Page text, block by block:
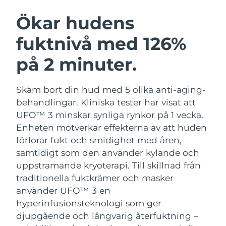
Ökar hudens
fuktnivå med 126%
på 2 minuter.
Skäm bort din hud med 5 olika anti-aging-
behandlingar. Kliniska tester har visat att
UFO™ 3 minskar synliga rynkor på 1 vecka.
Enheten motverkar effekterna av att huden
förlorar fukt och smidighet med åren,
samtidigt som den använder kylande och
uppstramande kryoterapi. Till skillnad från
traditionella fuktkrämer och masker
använder UFO™ 3 en
hyperinfusionsteknologi som ger
djupgående och långvarig återfuktning –
Ansiktsrengöring
Anti-aging massage
LUNA™ 4 Plus
Massage, LED heating
LUNA™ 4 Men
For men, anti-aging massage
Ansiktslyft
Microcurrent toning
BEAR™ 2 go
Microcurrent toning on-the-go
BEAR™ 2 eyes & lips
Microcurrent line smoothing device
Återfuktning
UFO™ 3-paket
Deep facial hydration
UFO™ 3 LED
Near-infrared and red light therapy
device
Munvård
issa™ 4
Hybrid silicone sonic toothbrush
issa™ 4 plus
Smart hybrid silicone sonic toothbrush
FAQ™ ANTI-AGING-BEHANDLING
Anti-aging LED-behandlingar
NEW
Österrike
Bahrain Förväntad leverans
Belgien Förväntad leverans
Bermuda Förväntad leverans8/14/26
Bosnien och
Hercegovina
Förväntad leverans8/11/26
Brunei Förväntad leverans
Bulgarien Förväntad leverans8/8/26
Kanada
Chile Förväntad leverans8/12/26